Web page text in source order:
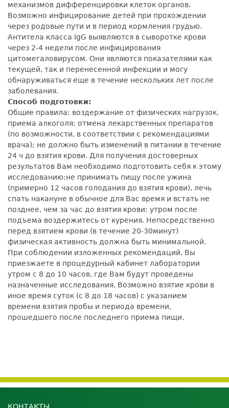
механизмов дифференцировки клеток органов.
Возможно инфицирование детей при прохождении
через родовые пути и в период кормления грудью.
Антитела класса IgG выявляются в сыворотке крови
через 2-4 недели после инфицирования
цитомегаловирусом. Они являются показателями как
текущей, так и перенесенной инфекции и могу
обнаруживаться еще в течение нескольких лет после
заболевания.
Способ подготовки:
Общие правила: воздержание от физических нагрузок,
приема алкоголя; отмена лекарственных препаратов
(по возможности, в соответствии с рекомендациями
врача); не должно быть изменений в питании в течение
24 ч до взятия крови. Для получения достоверных
результатов Вам необходимо подготовить себя к этому
исследованию:не принимать пищу после ужина
(примерно 12 часов голодания до взятия крови), лечь
спать накануне в обычное для Вас время и встать не
позднее, чем за час до взятия крови: утром после
подъема воздержитесь от курения. Непосредственно
перед взятием крови (в течение 20-30минут)
физическая активность должна быть минимальной.
При соблюдении изложенных рекомендаций, Вы
приезжаете в процедурный кабинет лаборатории
утром с 8 до 10 часов, где Вам будут проведены
назначенные исследования. Возможно взятие крови в
иное время суток (с 8 до 18 часов) с указанием
времени взятия пробы и периода времени,
прошедшего после последнего приема пищи.